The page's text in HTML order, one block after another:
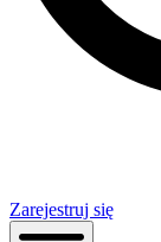
Zarejestruj się